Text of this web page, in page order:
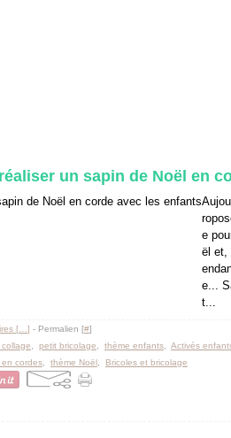
un sapin de Noël en
e
ël et,
e...
t...
[ ] - Permalien [#]
petit bricolage thème enfants Activés
en cordes thème Noël Bricoles et bricolage